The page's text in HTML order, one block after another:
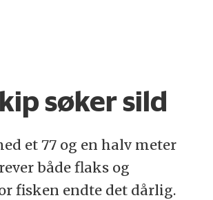
søker sild
et 77 og en halv meter
både flaks og
fisken endte det dårlig.